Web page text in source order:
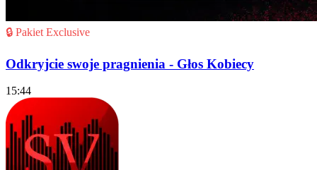
🔒 Pakiet Exclusive
Odkryjcie swoje pragnienia - Głos Kobiecy
15:44